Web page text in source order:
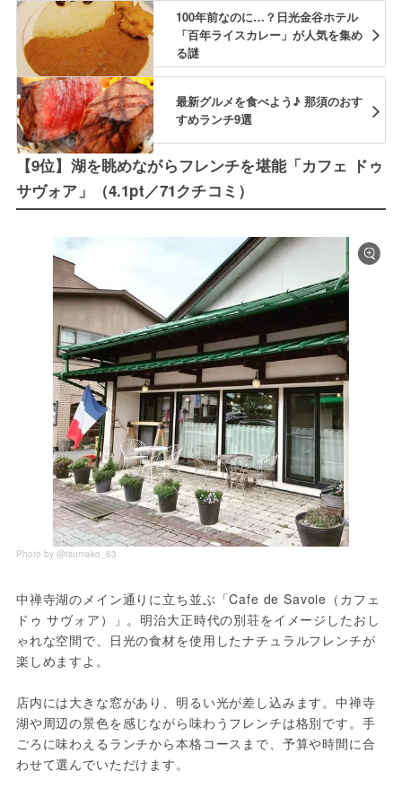
100年前なのに…？日光金谷ホテル
「百年ライスカレー」が人気を集め
る謎
最新グルメを食べよう♪ 那須のおす
すめランチ9選
【9位】湖を眺めながらフレンチを堪能「カフェ ドゥ
サヴォア」（4.1pt／71クチコミ）
Photo by @tsumako_63
中禅寺湖のメイン通りに立ち並ぶ「Cafe de Savoie（カフェ
ドゥ サヴォア）」。明治大正時代の別荘をイメージしたおし
ゃれな空間で、日光の食材を使用したナチュラルフレンチが
楽しめますよ。
店内には大きな窓があり、明るい光が差し込みます。中禅寺
湖や周辺の景色を感じながら味わうフレンチは格別です。手
ごろに味わえるランチから本格コースまで、予算や時間に合
わせて選んでいただけます。